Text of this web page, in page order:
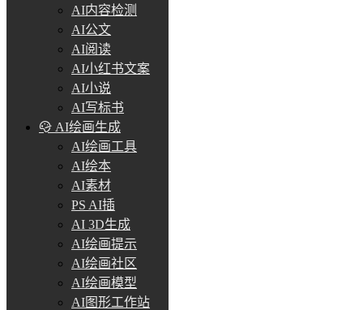
AI内容检测
AI公文
AI阅读
AI小红书文案
AI小说
AI写标书
AI绘画生成
AI绘画工具
AI绘本
AI素材
PS AI插
AI 3D生成
AI绘画提示
AI绘画社区
AI绘画模型
AI图形工作站